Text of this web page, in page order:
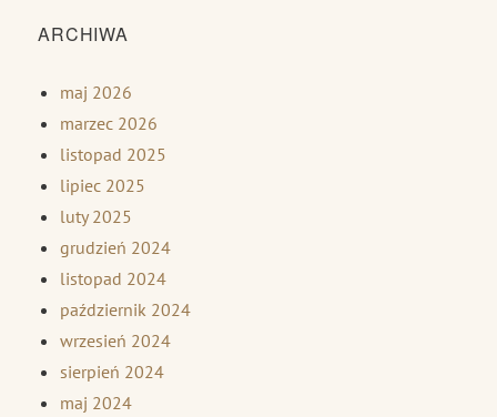
ARCHIWA
maj 2026
marzec 2026
listopad 2025
lipiec 2025
luty 2025
grudzień 2024
listopad 2024
październik 2024
wrzesień 2024
sierpień 2024
maj 2024